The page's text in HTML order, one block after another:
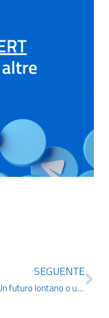
SEGUENTE
2152: Un futuro lontano o una svolta vicina?